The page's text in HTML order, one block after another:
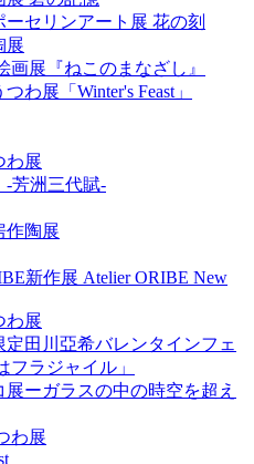
セリンアート展 花の刻
展
画展『ねこのまなざし』
わ展「Winter's Feast」
わ展
芳洲三代賦-
作陶展
新作展 Atelier ORIBE New
わ展
定田川亞希バレンタインフェ
フラジャイル」
展ーガラスの中の時空を超え
わ展